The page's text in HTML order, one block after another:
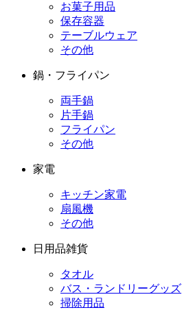
お菓子用品
保存容器
テーブルウェア
その他
鍋・フライパン
両手鍋
片手鍋
フライパン
その他
家電
キッチン家電
扇風機
その他
日用品雑貨
タオル
バス・ランドリーグッズ
掃除用品